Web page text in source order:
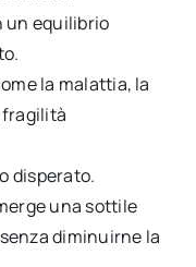
un equilibrio
la malattia, la
fragilità
disperato.
una sottile
diminuirne la